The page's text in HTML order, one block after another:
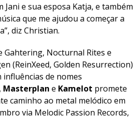
e sua esposa Katja, e também
que me ajudou a começar a
diz Christian.
Gahtering, Nocturnal Rites e
(ReinXeed, Golden Resurrection)
de nomes
, Masterplan e Kamelot promete
caminho ao metal melódico em
via Melodic Passion Records,